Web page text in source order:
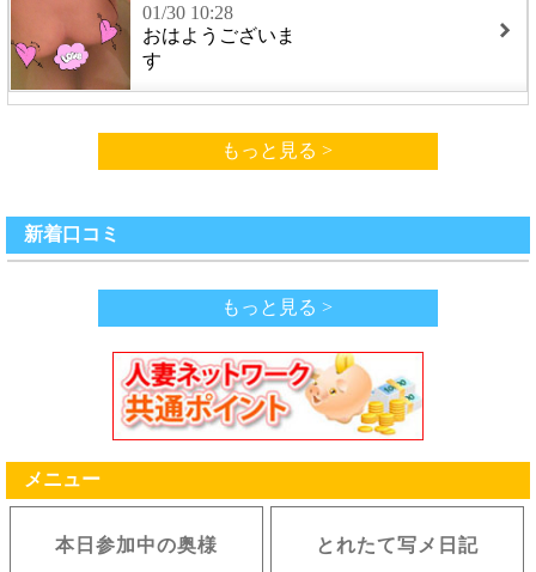
01/30 10:28
おはようございま
す
もっと見る >
新着口コミ
もっと見る >
メニュー
本日参加中の奥様 とれたて写メ日記